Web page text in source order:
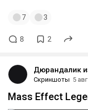
7 3
8 2
Дюрандалик
Скриншоты 5 авг
Mass Effect